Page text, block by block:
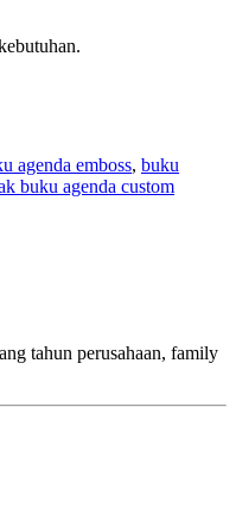
agenda emboss, buku
buku agenda custom
tahun perusahaan, family